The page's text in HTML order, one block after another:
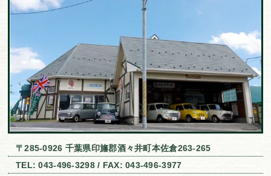
〒285-0926 千葉県印旛郡酒々井町本佐倉263-265
TEL: 043-496-3298 / FAX: 043-496-3977